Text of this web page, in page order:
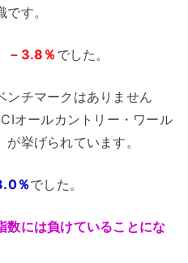
す。
－3.8％ でした。
ンチマークはありません
オールカントリー・ワール
挙げられています。
％でした。
数には負けていることにな